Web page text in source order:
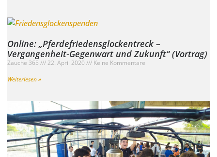
Online: „Pferdefriedensglockentreck –
Vergangenheit-Gegenwart und Zukunft“ (Vortrag)
Zauche 365 22. April 2020
Keine Kommentare
Weiterlesen »